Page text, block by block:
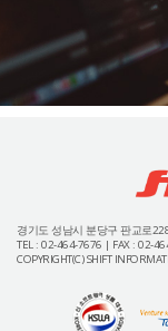
경기도 성남시 분당구 판교로
TEL : 02-464-7676 | FAX : 02-
COPYRIGHT(C) SHIFT